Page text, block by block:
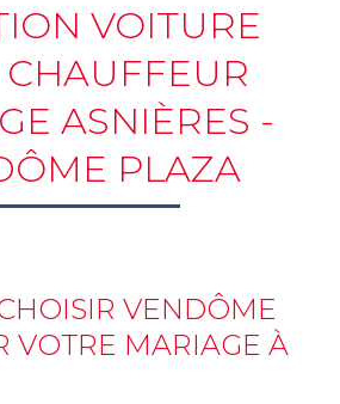
VOITURE
CHAUFFEUR
ASNIÈRES -
PLAZA
VENDÔME
VOTRE MARIAGE À